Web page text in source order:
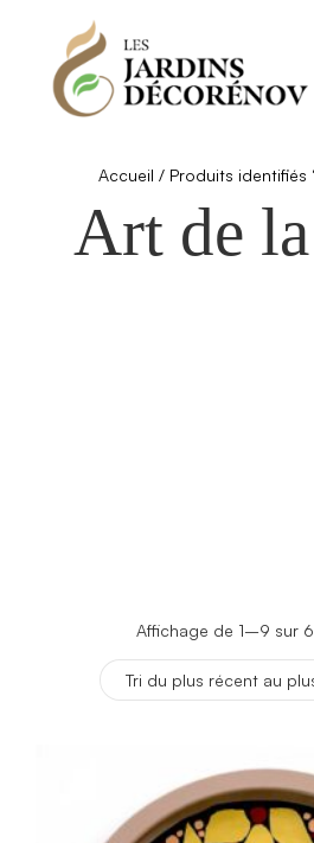
contenu
Accueil / Produits identifiés
Art de
Affichage de 1–9 sur